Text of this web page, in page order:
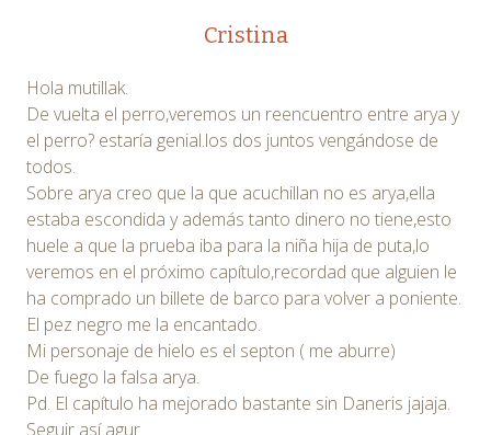
Cristina
Hola mutillak.
De vuelta el perro,veremos un reencuentro entre arya y
el perro? estaría genial.los dos juntos vengándose de
todos.
Sobre arya creo que la que acuchillan no es arya,ella
estaba escondida y además tanto dinero no tiene,esto
huele a que la prueba iba para la niña hija de puta,lo
veremos en el próximo capítulo,recordad que alguien le
ha comprado un billete de barco para volver a poniente.
El pez negro me la encantado.
Mi personaje de hielo es el septon ( me aburre)
De fuego la falsa arya.
Pd. El capítulo ha mejorado bastante sin Daneris jajaja.
Seguir así agur